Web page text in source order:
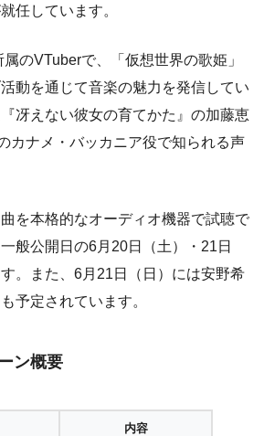
任しています。
のVTuberで、「仮想世界の歌姫」
動を通じて音楽の魅力を発信してい
冴えない彼女の育てかた』の加藤恵
カナメ・バッカニア役で知られる声
を本格的なオーディオ機器で試聴で
般公開日の6月20日（土）・21日
す。また、6月21日（日）には安野希
予定されています。
ン概要
内容